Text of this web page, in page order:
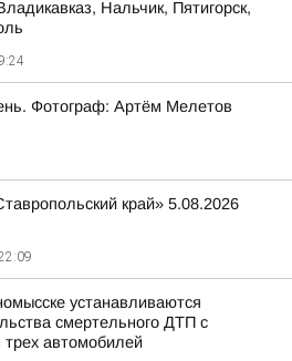
Нальчик, Пятигорск,
Фотограф: Артём Мелетов
край» 5.08.2026
устанавливаются
смертельного ДТП с
трех автомобилей